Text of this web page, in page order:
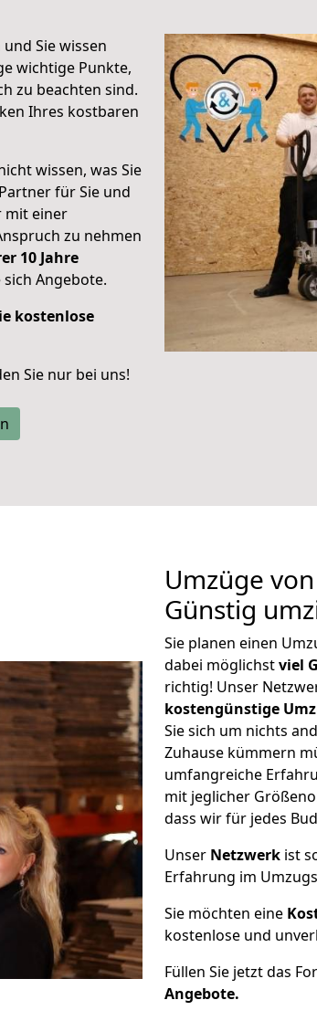
Sie wissen
wichtige Punkte,
zu beachten sind.
Ihres kostbaren
wissen, was Sie
für Sie und
mit einer
zu nehmen
10 Jahre
Angebote.
kostenlose
Sie nur bei uns!
Umzüge
Günstig
Sie planen einen
dabei möglichstviel
richtig! Unser
kostengünstige
Sie sich um nichts
Zuhause kümmern
umfangreiche
mit jeglicher
dass wir für jedes
Unser Netzwerk ist
Erfahrung im
Sie möchten eine
kostenlose und
Füllen Sie jetzt das
Angebote.